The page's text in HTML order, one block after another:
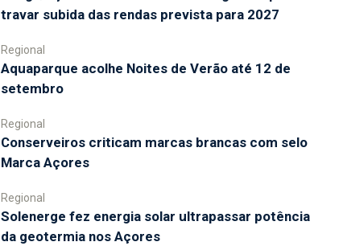
travar subida das rendas prevista para 2027
Regional
Aquaparque acolhe Noites de Verão até 12 de
setembro
Regional
Conserveiros criticam marcas brancas com selo
Marca Açores
Regional
Solenerge fez energia solar ultrapassar potência
da geotermia nos Açores